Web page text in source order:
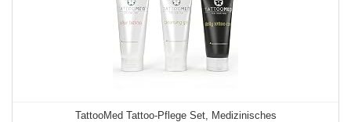
TattooMed Tattoo-Pflege Set, Medizinisches